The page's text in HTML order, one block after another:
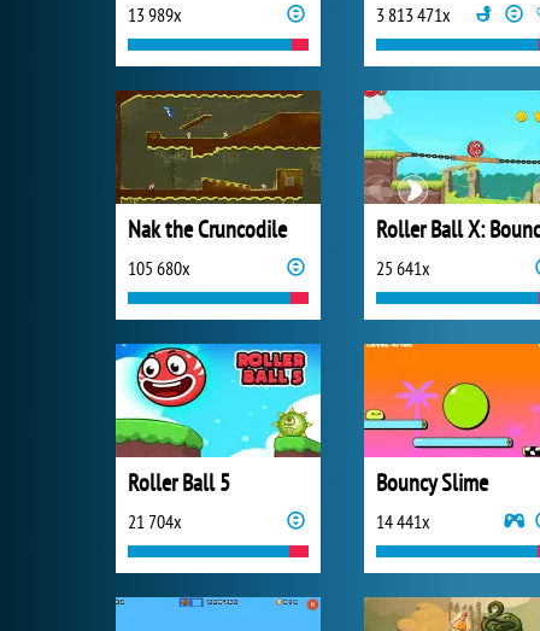
13 989x 3 813 471x
Nak the Cruncodile
105 680x 25 641x
Roller Ball 5
21 704x
Bouncy Slime
14 441x